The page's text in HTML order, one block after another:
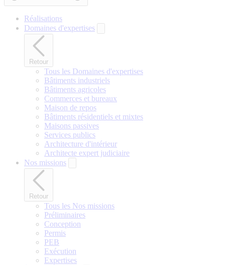
Réalisations
Domaines d'expertises
Retour
Tous les Domaines d'expertises
Bâtiments industriels
Bâtiments agricoles
Commerces et bureaux
Maison de repos
Bâtiments résidentiels et mixtes
Maisons passives
Services publics
Architecture d'intérieur
Architecte expert judiciaire
Nos missions
Retour
Tous les Nos missions
Préliminaires
Conception
Permis
PEB
Exécution
Expertises